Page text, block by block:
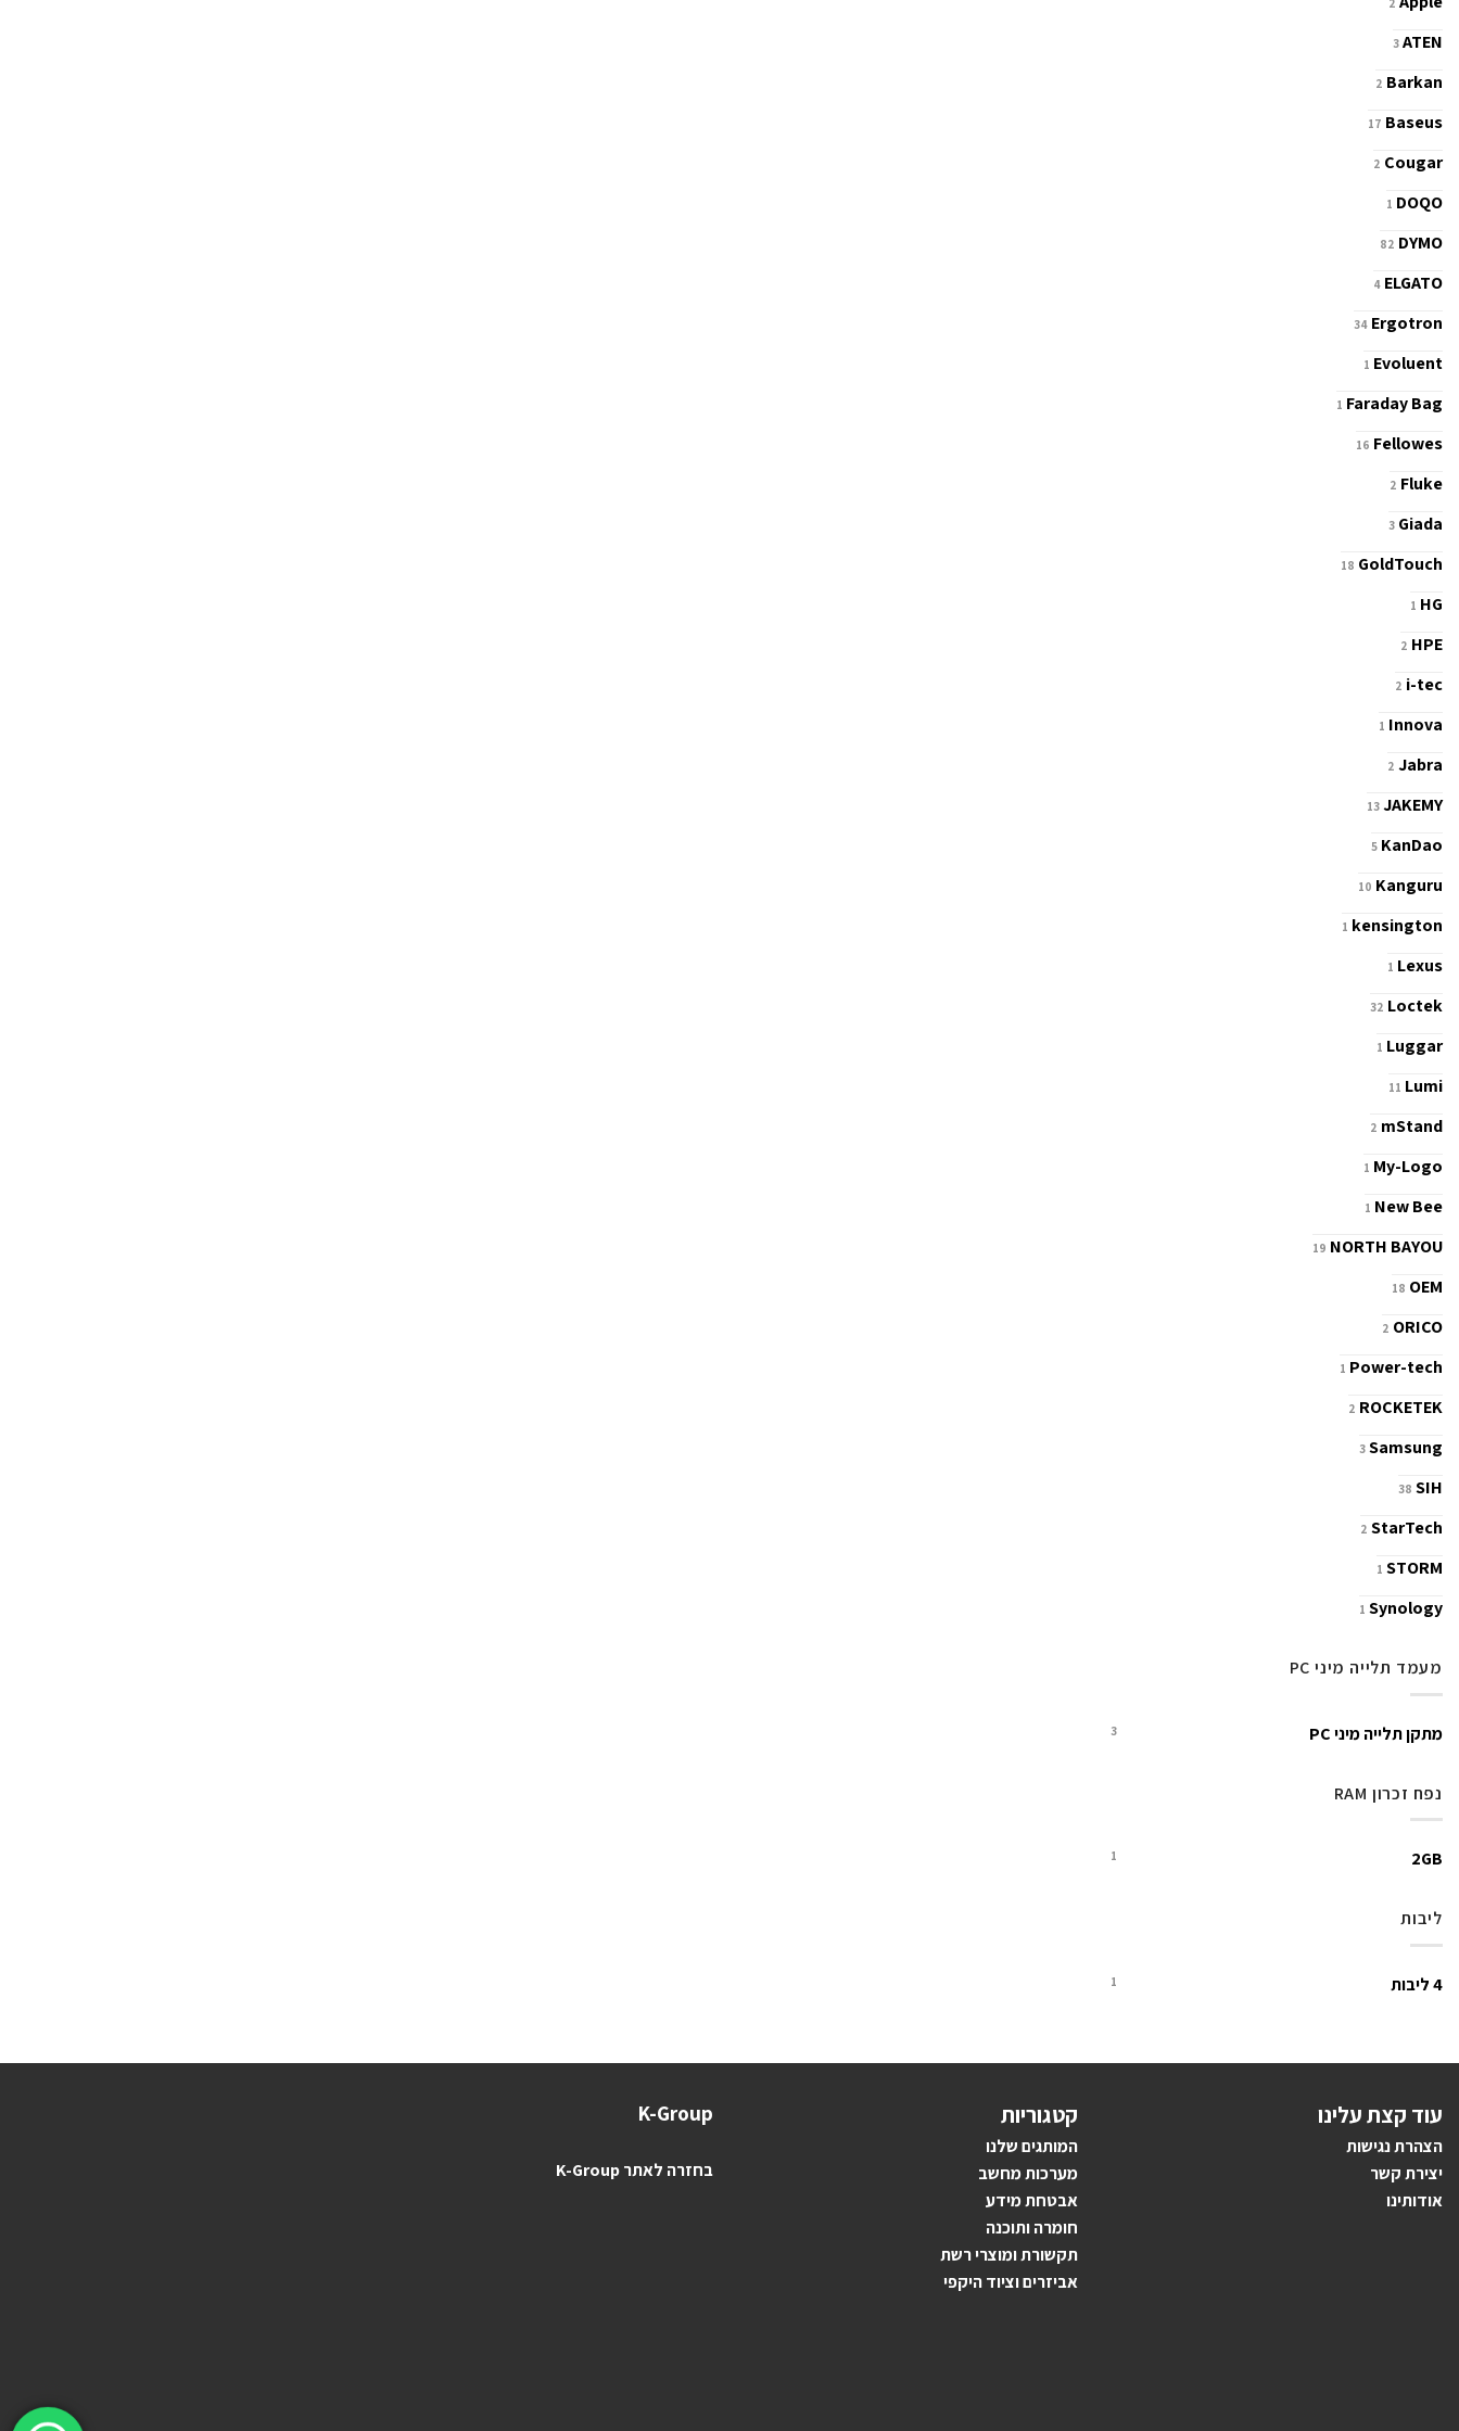
2
ATEN
3
Barkan
2
Baseus
17
Cougar
2
DOQO
1
DYMO
82
ELGATO
4
Ergotron
34
Evoluent
1
Faraday Bag
1
Fellowes
16
Fluke
2
Giada
3
GoldTouch
18
HG
1
HPE
2
i-tec
2
Innova
1
Jabra
2
JAKEMY
13
KanDao
5
Kanguru
10
kensington
1
Lexus
1
Loctek
32
Luggar
1
Lumi
11
mStand
2
My-Logo
1
New Bee
1
NORTH BAYOU
19
OEM
18
ORICO
2
Power-tech
1
ROCKETEK
2
Samsung
3
SIH
38
StarTech
2
STORM
1
Synology
1
מעמד תלייה מיני PC
מתקן תלייה מיני PC 3
נפח זכרון RAM
2GB
1
ליבות
4 ליבות 1
עוד קצת עלינו
הצהרת נגישות
יצירת קשר
אודותינו
קטגוריות
המותגים שלנו
מערכות מחשב
אבטחת מידע
חומרה ותוכנה
תקשורת ומוצרי רשת
אביזרים וציוד היקפי
K-Group
בחזרה לאתר K-Group